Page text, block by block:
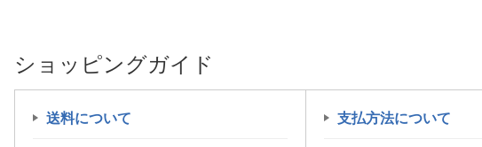
ショッピングガイド
送料について 支払方法について